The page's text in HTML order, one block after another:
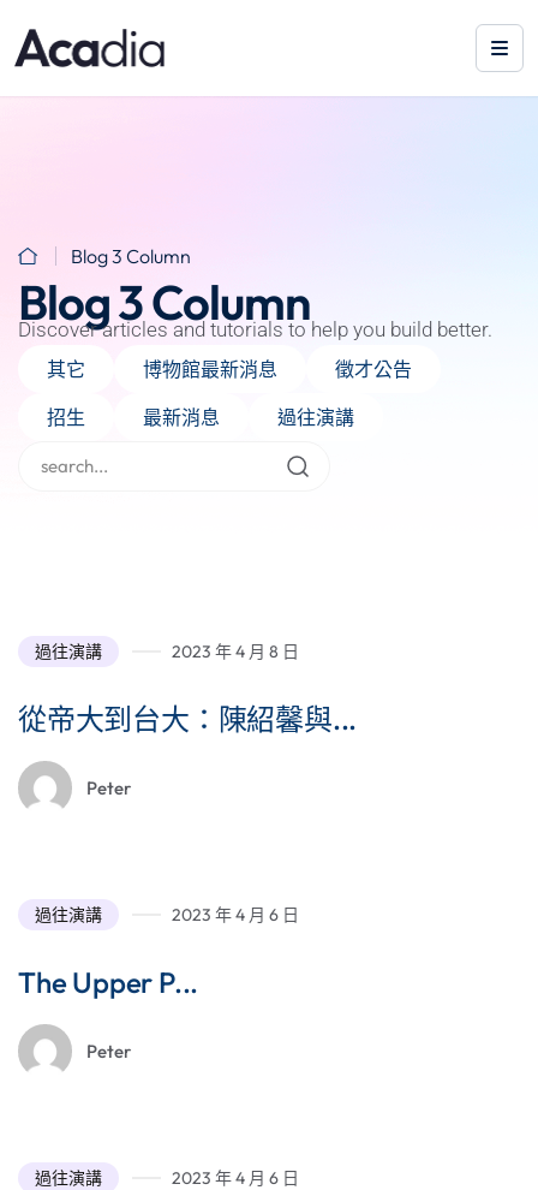
Blog 3 Column
Blog 3 Column
Discover articles and tutorials to help you build better.
其它
博物館最新消息
徵才公告
招生
最新消息 過往演講
過往演講 2023 年 4 月 8 日
從帝大到台大：陳紹馨與...
Peter
過往演講 2023 年 4 月 6 日
The Upper P...
Peter
過往演講 2023 年 4 月 6 日